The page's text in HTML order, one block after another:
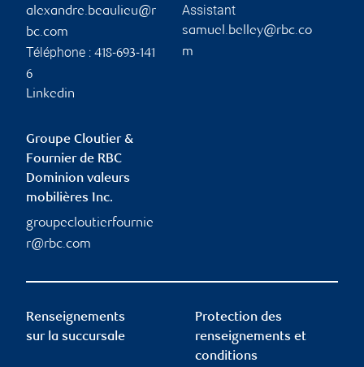
alexandre.beaulieu@r
bc.com
Téléphone : 418-693-141
6
Linkedin
Assistant
samuel.belley@rbc.co
m
Groupe Cloutier &
Fournier de RBC
Dominion valeurs
mobilières Inc.
groupecloutierfournie
r@rbc.com
Renseignements
sur la succursale
Protection des
renseignements et
conditions